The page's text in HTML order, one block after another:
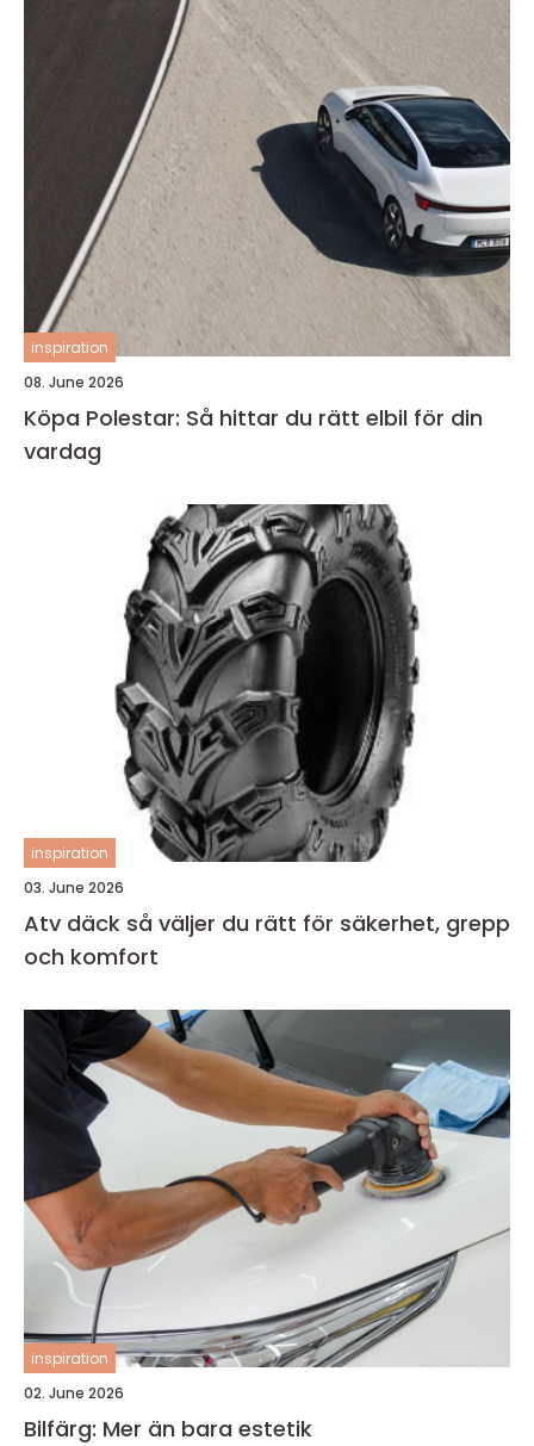
inspiration
08. June 2026
Köpa Polestar: Så hittar du rätt elbil för din
vardag
inspiration
03. June 2026
Atv däck så väljer du rätt för säkerhet, grepp
och komfort
inspiration
02. June 2026
Bilfärg: Mer än bara estetik